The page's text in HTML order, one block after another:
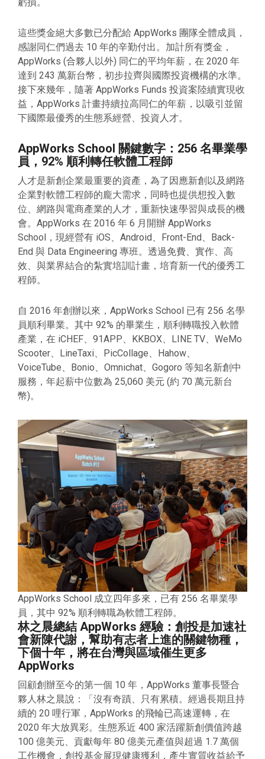
這些獎金絕大多數已分配給 AppWorks 團隊全體成員，
感謝同仁們過去 10 年的辛勤付出。加計所有獎金，
AppWorks (合夥人以外) 同仁的平均年薪，在 2020 年
達到 243 萬新台幣，初步拉齊與國際投資機構的水準。
接下來幾年，隨著 AppWorks Funds 投資案陸續實現收
益，AppWorks 計畫持續拉高同仁的年薪，以吸引並留
下國際最優秀的生態系經營、投資人才。
AppWorks School 關鍵數字：256 名畢業學
員，92% 順利轉任軟體工程師
人才是新創企業最重要的資產，為了因應新創以及網路
企業對軟體工程師的龐大需求，同時也提供想投入數
位、網路與電商產業的人才，重新快速學習與成長的機
會。AppWorks 在 2016 年 6 月開辦 AppWorks
School，現經營有 iOS、Android、Front-End、Back-
End 與 Data Engineering 專班。透過免費、實作、高
效、與業界結合的紮實培訓計畫，培育新一代的優秀工
程師。
自 2016 年創辦以來，AppWorks School 已有 256 名學
員順利畢業。其中 92% 的畢業生，順利轉職投入軟體
產業，在 iCHEF、91APP、KKBOX、LINE TV、WeMo
Scooter、LineTaxi、PicCollage、Hahow、
VoiceTube、Bonio、Omnichat、Gogoro 等知名新創中
服務，年起薪中位數為 25,060 美元 (約 70 萬元新台
幣)。
AppWorks School 成立四年多來，已有 256 名畢業學
員，其中 92% 順利轉職為軟體工程師。
林之晨總結 AppWorks 經驗：創投是加速社
會新陳代謝，幫助有志者上進的關鍵物種，
下個十年，將在台灣與區域催生更多
AppWorks
回顧創辦至今的第一個 10 年，AppWorks 董事長暨合
夥人林之晨說：「沒有奇蹟、只有累積。經過長期且持
續的 20 哩行軍，AppWorks 的飛輪已高速運轉，在
2020 年大放異彩。生態系近 400 家活躍新創價值跨越
100 億美元、貢獻每年 80 億美元產值與超過 1.7 萬個
工作機會，創投基金展現健康獲利，產生實質收益給予